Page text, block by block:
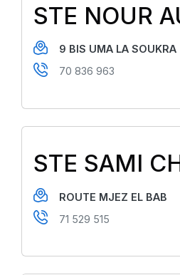
STE NOUR
9 BIS UMA LA SOUKRA
70 836 963
STE SAMI
ROUTE MJEZ EL BAB
71 529 515